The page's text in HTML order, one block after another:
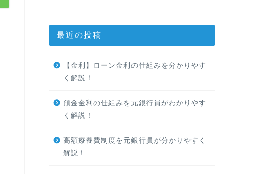
最近の投稿
【金利】ローン金利の仕組みを分かりやす
く解説！
預金金利の仕組みを元銀行員がわかりやす
く解説！
高額療養費制度を元銀行員が分かりやすく
解説！